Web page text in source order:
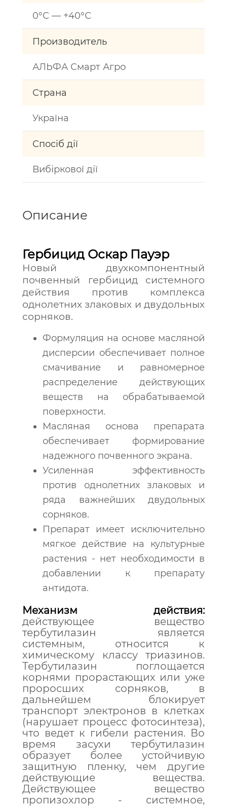
0°С — +40°С
Производитель
АЛЬФА Смарт Агро
Страна
Україна
Спосіб дії
Вибіркової дії
Описание
Гербицид Оскар Пауэр
Новый двухкомпонентный
почвенный гербицид системного
действия против комплекса
однолетних злаковых и двудольных
сорняков.
Формуляция на основе масляной
дисперсии обеспечивает полное
смачивание и равномерное
распределение действующих
веществ на обрабатываемой
поверхности.
Масляная основа препарата
обеспечивает формирование
надежного почвенного экрана.
Усиленная эффективность
против однолетних злаковых и
ряда важнейших двудольных
сорняков.
Препарат имеет исключительно
мягкое действие на культурные
растения - нет необходимости в
добавлении к препарату
антидота.
Механизм действия:
действующее вещество
тербутилазин является
системным, относится к
химическому классу триазинов.
Тербутилазин поглощается
корнями прорастающих или уже
проросших сорняков, в
дальнейшем блокирует
транспорт электронов в клетках
(нарушает процесс фотосинтеза),
что ведет к гибели растения. Во
время засухи тербутилазин
образует более устойчивую
защитную пленку, чем другие
действующие вещества.
Действующее вещество
пропизохлор - системное,